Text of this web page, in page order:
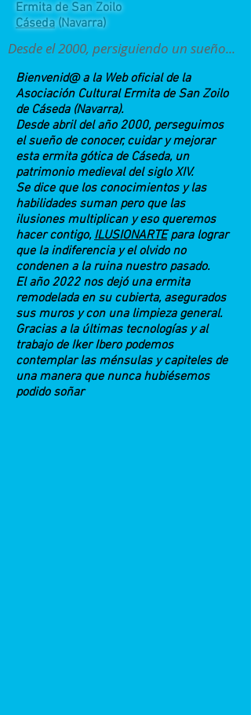
Ermita de San Zoilo
Cáseda(Navarra)
Desde el 2000, persiguiendo un sueño...
Bienvenid@ a la Web oficial de la
Asociación Cultural Ermita de San Zoilo
de Cáseda (Navarra).
Desde abril del año 2000, perseguimos
el sueño de conocer, cuidar y mejorar
esta ermita gótica de Cáseda, un
patrimonio medieval del siglo XIV.
Se dice que los conocimientos y las
habilidades suman pero que las
ilusiones multiplican y eso queremos
hacer contigo,ILUSIONARTEpara lograr
que la indiferencia y el olvido no
condenen a la ruina nuestro pasado.
El año 2022 nos dejó una ermita
remodelada en su cubierta, asegurados
sus muros y con una limpieza general.
Gracias a la últimas tecnologías y al
trabajo de Iker Ibero podemos
contemplar las ménsulas y capiteles de
una manera que nunca hubiésemos
podido soñar